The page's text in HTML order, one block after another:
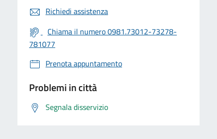
Richiedi assistenza
Chiama il numero 0981.73012-73278-
781077
Prenota appuntamento
Problemi in città
Segnala disservizio